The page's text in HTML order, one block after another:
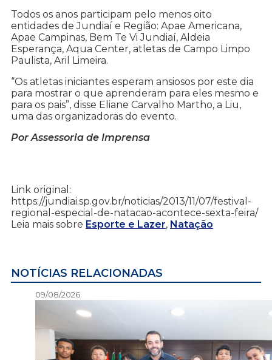
Todos os anos participam pelo menos oito
entidades de Jundiaí e Região: Apae Americana,
Apae Campinas, Bem Te Vi Jundiaí, Aldeia
Esperança, Aqua Center, atletas de Campo Limpo
Paulista, Aril Limeira.
“Os atletas iniciantes esperam ansiosos por este dia
para mostrar o que aprenderam para eles mesmo e
para os pais”, disse Eliane Carvalho Martho, a Liu,
uma das organizadoras do evento.
Por Assessoria de Imprensa
Link original:
https://jundiai.sp.gov.br/noticias/2013/11/07/festival-
regional-especial-de-natacao-acontece-sexta-feira/
Leia mais sobre Esporte e Lazer, Natação
NOTÍCIAS RELACIONADAS
09/08/2026